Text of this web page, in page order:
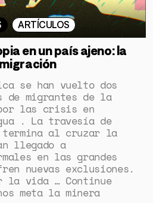
ARTÍCULOS
en un país ajeno: la
se han vuelto dos
de migrantes de la
las crisis en
. La travesía de
termina al cruzar la
llegado a
en las grandes
nuevas exclusiones.
la vida … Continue
meta la minera